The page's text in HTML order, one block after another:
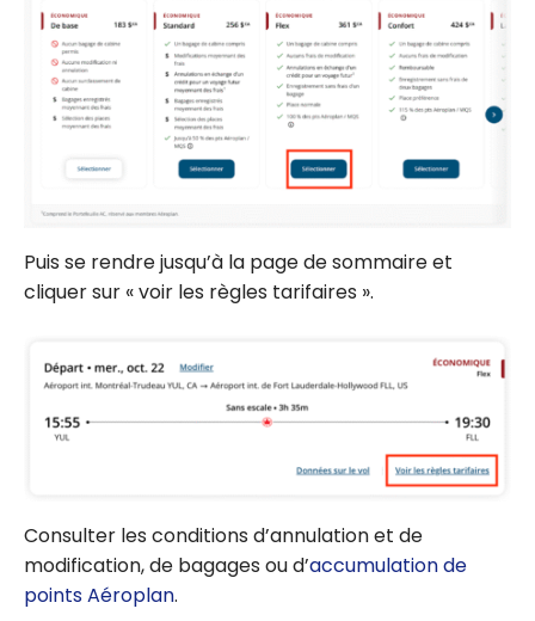
Puis se rendre jusqu’à la page de sommaire et
cliquer sur « voir les règles tarifaires ».
Consulter les conditions d’annulation et de
modification, de bagages ou d’accumulation de
points Aéroplan.